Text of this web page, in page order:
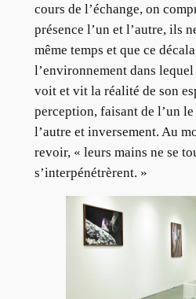
cours de l’échange, on
présence l’un et l’autre, ils
même temps et que ce
l’environnement dans
voit et vit la réalité de son
perception, faisant de l’un
l’autre et inversement. Au
revoir, « leurs mains ne se
s’interpénétrèrent. »